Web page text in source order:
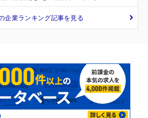
企業ランキング記事を見る